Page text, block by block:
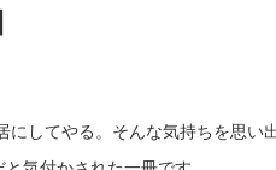
してやる。そんな気持ちを思い